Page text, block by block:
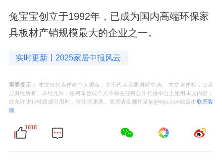
兔宝宝创立于1992年，已成为国内高端环保家
具板材产销规模最大的企业之一。
实时更新丨2025家居中报风云
重要提示：
本文仅代表作者个人观点，并不代表乐居财经立场。 本文著作权，归乐
居财经所有。未经允许，任何单位或个人不得在任何公开传播平台上使用本文内容；
经允许进行转载或引用时，请注明来源。联系请发邮件至ljcj@leju.com或点击联系客
服
1018